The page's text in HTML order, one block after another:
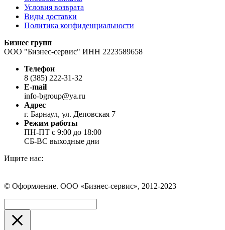
Условия возврата
Виды доставки
Политика конфиденциальности
Бизнес групп
ООО "Бизнес-сервис" ИНН 2223589658
Телефон
8 (385) 222-31-32
E-mail
info-bgroup@ya.ru
Адрес
г. Барнаул, ул. Деповская 7
Режим работы
ПН-ПТ с 9:00 до 18:00
СБ-ВС выходные дни
Ищите нас:
Вконтакте
открывается
в
новом
окне
WhatsApp
открывается
в
новом
окне
Telegram
открывается
в
новом
окне
© Оформление. ООО «Бизнес-сервис», 2012-2023